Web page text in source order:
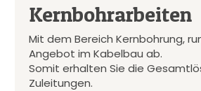
Kernbohrarbeiten
Mit dem Bereich Kernbohrung,
Angebot im Kabelbau ab.
Somit erhalten Sie die
Zuleitungen.